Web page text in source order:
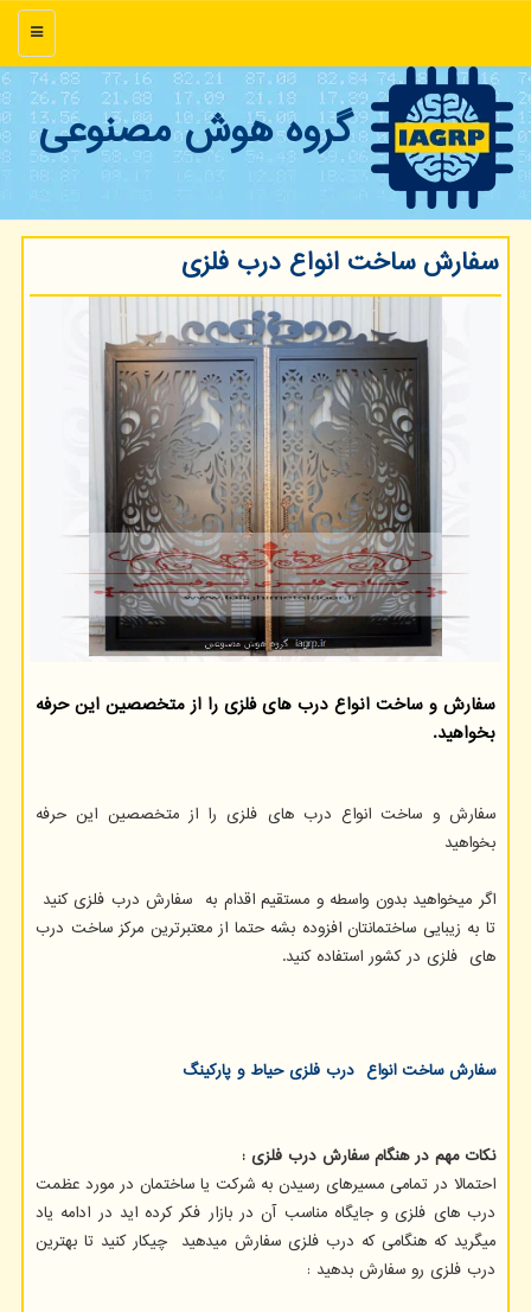
منو
گروه هوش مصنوعی
سفارش ساخت انواع درب فلزی
سفارش و ساخت انواع درب های فلزی را از متخصصین این حرفه
بخواهید.
سفارش و ساخت انواع درب های فلزی را از متخصصین این حرفه
بخواهید
اگر میخواهید بدون واسطه و مستقیم اقدام به سفارش درب فلزی کنید
تا به زیبایی ساختمانتان افزوده بشه حتما از معتبرترین مرکز ساخت درب
های فلزی در کشور استفاده کنید.
سفارش ساخت انواع درب فلزی حیاط و پارکینگ
نکات مهم در هنگام سفارش درب فلزی :
احتمالا در تمامی مسیرهای رسیدن به شرکت یا ساختمان در مورد عظمت
درب های فلزی و جایگاه مناسب آن در بازار فکر کرده اید در ادامه یاد
میگرید که هنگامی که درب فلزی سفارش میدهید چیکار کنید تا بهترین
درب فلزی رو سفارش بدهید :